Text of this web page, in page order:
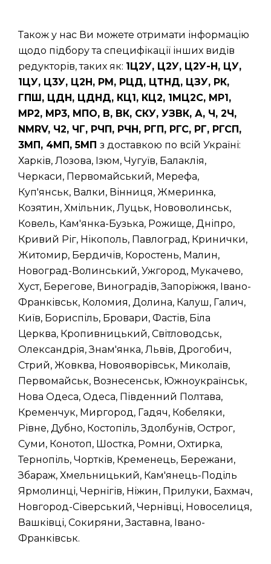
Також у нас Ви можете отримати інформацію
щодо підбору та специфікації інших видів
редукторів, таких як: 1Ц2У, Ц2У, Ц2У-Н, ЦУ,
1ЦУ, Ц3У, Ц2Н, РМ, РЦД, ЦТНД, ЦЗУ, РК,
ГПШ, ЦДН, ЦДНД, КЦ1, КЦ2, 1МЦ2С, МР1,
МР2, МР3, МПО, В, ВК, СКУ, УЗВК, А, Ч, 2Ч,
NMRV, Ч2, ЧГ, РЧП, РЧН, РГП, РГС, РГ, РГСП,
3МП, 4МП, 5МП з доставкою по всій Україні:
Харків, Лозова, Ізюм, Чугуїв, Балаклія,
Черкаси, Первомайський, Мерефа,
Куп'янськ, Валки, Вінниця, Жмеринка,
Козятин, Хмільник, Луцьк, Нововолинськ,
Ковель, Кам'янка-Бузька, Рожище, Дніпро,
Кривий Ріг, Нікополь, Павлоград, Кринички,
Житомир, Бердичів, Коростень, Малин,
Новоград-Волинський, Ужгород, Мукачево,
Хуст, Берегове, Виноградів, Запоріжжя, Івано-
Франківськ, Коломия, Долина, Калуш, Галич,
Київ, Бориспіль, Бровари, Фастів, Біла
Церква, Кропивницький, Світловодськ,
Олександрія, Знам'янка, Львів, Дрогобич,
Стрий, Жовква, Новояворівськ, Миколаїв,
Первомайськ, Вознесенськ, Южноукраїнськ,
Нова Одеса, Одеса, Південний Полтава,
Кременчук, Миргород, Гадяч, Кобеляки,
Рівне, Дубно, Костопіль, Здолбунів, Острог,
Суми, Конотоп, Шостка, Ромни, Охтирка,
Тернопіль, Чортків, Кременець, Бережани,
Збараж, Хмельницький, Кам'янець-Поділь
Ярмолинці, Чернігів, Ніжин, Прилуки, Бахмач,
Новгород-Сіверський, Чернівці, Новоселиця,
Вашківці, Сокиряни, Заставна, Івано-
Франківськ.